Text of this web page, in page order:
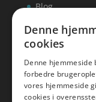
Blog
Kontakt
Denne
cookies
Denne
forbedre
vores hjemmeside
cookies i